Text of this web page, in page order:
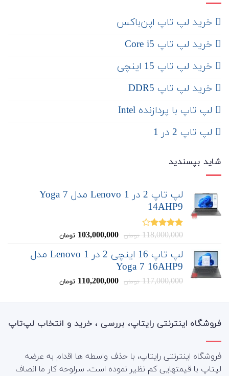
‌ خرید لپ تاپ اپن‌باکس
خرید لپ تاپ Core i5
‌‌ خرید لپ تاپ 15 اینچی
خرید لپ تاپ DDR5
لپ تاپ با پردازنده Intel
لپ تاپ 2 در 1
شاید بپسندید
لپ تاپ 2 در 1 Lenovo مدل Yoga 7
14AHP9
نمره
118,000,000 تومان
قیمت
118,000,000
تومان
بود.
103,000,000 تومانقیمت
103,000,000
لپ تاپ 16 اینچی 2 در 1 Lenovo مدل
Yoga 7 16AHP9
117,000,000 تومان
قیمت
بود.
110,200,000 تومانقیمت
فروشگاه اینترنتی رایتاپ، بررسی ، خرید و انتخاب لپ‌تاپ
فروشگاه اینترنتی رایتاپ، با حذف واسطه ها اقدام به عرضه
لپتاپ با قیمتهایی کم نظیر نموده است. سرلوحه کار ما انصاف